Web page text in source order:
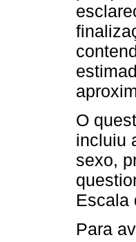
O
incluiu
sexo,
Escala
Para